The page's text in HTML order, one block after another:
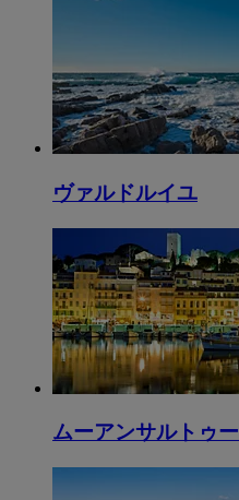
ヴァルドルイユ
ムーアンサルトゥー